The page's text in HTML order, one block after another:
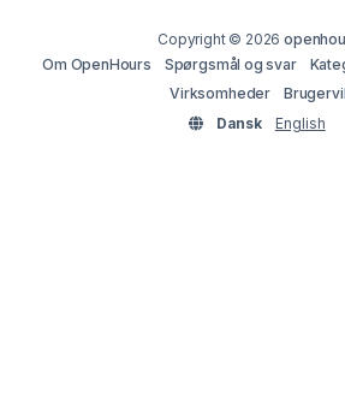
Copyright © 2026
Om OpenHours
Spørgsmål og svar
Virksomheder
Dansk
English